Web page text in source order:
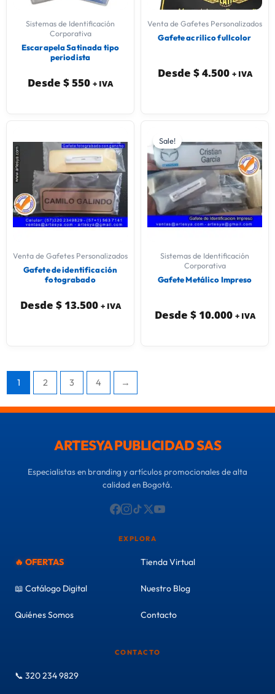
Sistemas de Identificación
Corporativa
Escarapela Satinada tipo
periodista
Desde $550 + IVA
Venta de Gafetes Personalizados
Gafete acrilico fullcolor
Desde $4.500 + IVA
Venta de Gafetes Personalizados
Gafete de identificación
fotograbado
Desde $13.500 + IVA
Sale!
Sistemas de Identificación
Corporativa
Gafete Metálico Impreso
Desde $10.000 + IVA
1 2 3 4 →
ARTESYA PUBLICIDAD SAS
Especialistas en branding y artículos promocionales de alta
calidad en Bogotá.
EXPLORA
🔥 OFERTAS Tienda Virtual
📖 Catálogo Digital Nuestro Blog
Quiénes Somos Contacto
CONTACTO
📞 320 234 9829